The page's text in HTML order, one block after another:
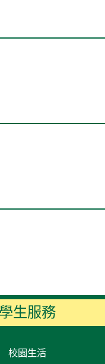
學生服務
校園生活